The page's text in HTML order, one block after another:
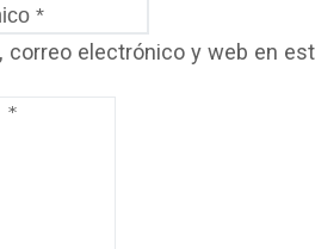
correo electrónico y web en